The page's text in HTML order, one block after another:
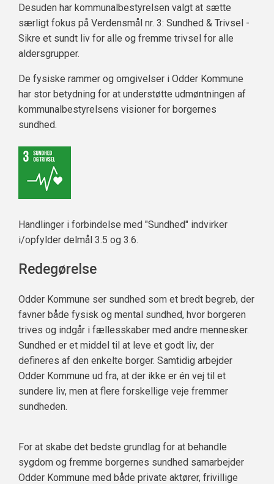
Desuden har kommunalbestyrelsen valgt at sætte
særligt fokus på Verdensmål nr. 3: Sundhed & Trivsel -
Sikre et sundt liv for alle og fremme trivsel for alle
aldersgrupper.
De fysiske rammer og omgivelser i Odder Kommune
har stor betydning for at understøtte udmøntningen af
kommunalbestyrelsens visioner for borgernes
sundhed.
Handlinger i forbindelse med "Sundhed" indvirker
i/opfylder delmål 3.5 og 3.6.
Redegørelse
Odder Kommune ser sundhed som et bredt begreb, der
favner både fysisk og mental sundhed, hvor borgeren
trives og indgår i fællesskaber med andre mennesker.
Sundhed er et middel til at leve et godt liv, der
defineres af den enkelte borger. Samtidig arbejder
Odder Kommune ud fra, at der ikke er én vej til et
sundere liv, men at flere forskellige veje fremmer
sundheden.
For at skabe det bedste grundlag for at behandle
sygdom og fremme borgernes sundhed samarbejder
Odder Kommune med både private aktører, frivillige